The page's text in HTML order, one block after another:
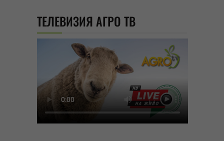
ТЕЛЕВИЗИЯ АГРО ТВ